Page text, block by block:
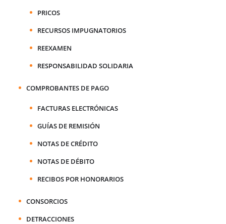
PRICOS
RECURSOS IMPUGNATORIOS
REEXAMEN
RESPONSABILIDAD SOLIDARIA
COMPROBANTES DE PAGO
FACTURAS ELECTRÓNICAS
GUÍAS DE REMISIÓN
NOTAS DE CRÉDITO
NOTAS DE DÉBITO
RECIBOS POR HONORARIOS
CONSORCIOS
DETRACCIONES